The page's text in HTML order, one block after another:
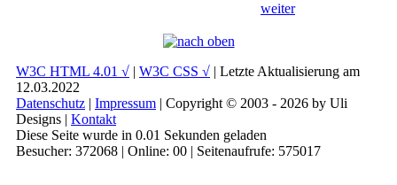
weiter
W3C HTML 4.01 √ | W3C CSS √ | Letzte Aktualisierung am
12.03.2022
Datenschutz | Impressum | Copyright © 2003 - 2026 by Uli
Designs | Kontakt
Diese Seite wurde in 0.01 Sekunden geladen
Besucher: 372068 | Online: 00 | Seitenaufrufe: 575017